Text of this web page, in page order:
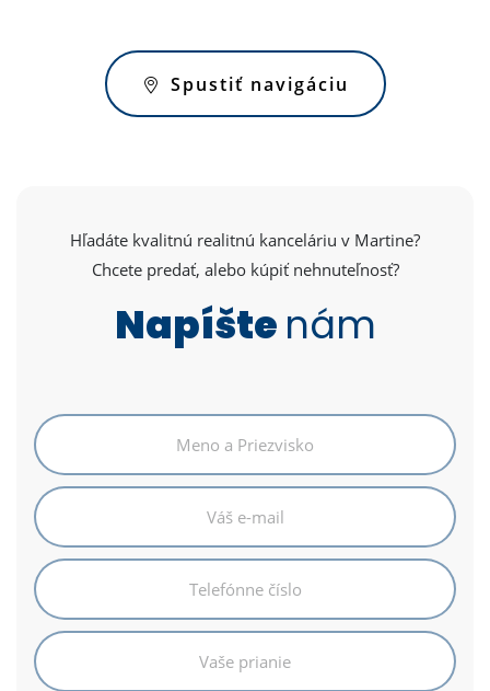
Spustiť navigáciu
Hľadáte kvalitnú realitnú kanceláriu v Martine?
Chcete predať, alebo kúpiť nehnuteľnosť?
Napíšte nám